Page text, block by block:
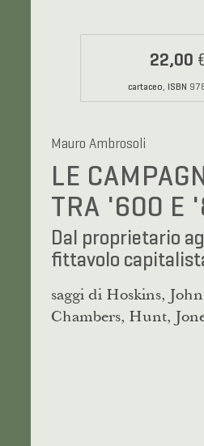
22,00
cartaceo,ISBN
Mauro Ambrosoli
LE
TRA '600 E
Dal proprietario
fittavolo
saggi di Hoskins,
Chambers, Hunt,